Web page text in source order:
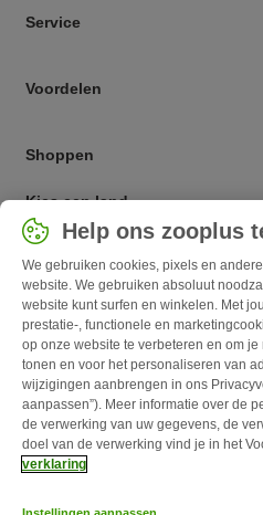
Service
Voordelen
Shoppen
Kies een land
Nederlands / NL
Follow zooplus
Help ons zooplus
We gebruiken cookies, pixels en
website. We gebruiken absoluut
website kunt surfen en winkelen. Met
prestatie-, functionele en
op onze website te verbeteren en om
tonen en voor het personaliseren van
wijzigingen aanbrengen in ons
aanpassen”). Meer informatie over de
de verwerking van uw gegevens, de
doel van de verwerking vind je in het
verklaring